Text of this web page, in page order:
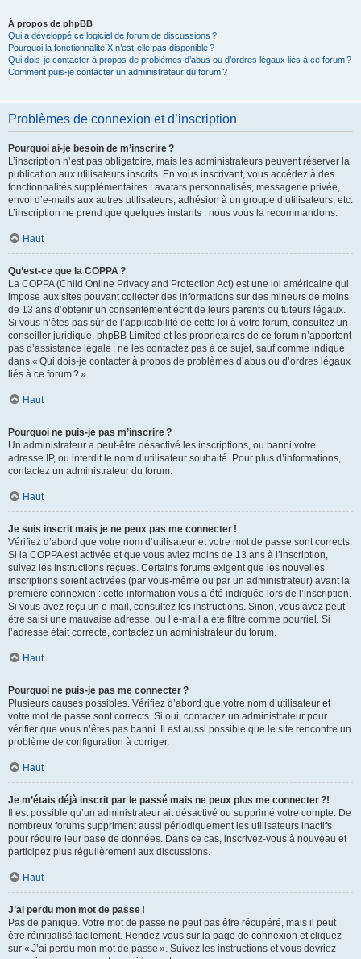
À propos de phpBB
Qui a développé ce logiciel de forum de discussions ?
Pourquoi la fonctionnalité X n’est-elle pas disponible ?
Qui dois-je contacter à propos de problèmes d’abus ou d’ordres légaux liés à ce forum ?
Comment puis-je contacter un administrateur du forum ?
Problèmes de connexion et d’inscription
Pourquoi ai-je besoin de m’inscrire ?
L’inscription n’est pas obligatoire, mais les administrateurs peuvent réserver la
publication aux utilisateurs inscrits. En vous inscrivant, vous accédez à des
fonctionnalités supplémentaires : avatars personnalisés, messagerie privée,
envoi d’e-mails aux autres utilisateurs, adhésion à un groupe d’utilisateurs, etc.
L’inscription ne prend que quelques instants : nous vous la recommandons.
Haut
Qu’est-ce que la COPPA ?
La COPPA (Child Online Privacy and Protection Act) est une loi américaine qui
impose aux sites pouvant collecter des informations sur des mineurs de moins
de 13 ans d’obtenir un consentement écrit de leurs parents ou tuteurs légaux.
Si vous n’êtes pas sûr de l’applicabilité de cette loi à votre forum, consultez un
conseiller juridique. phpBB Limited et les propriétaires de ce forum n’apportent
pas d’assistance légale ; ne les contactez pas à ce sujet, sauf comme indiqué
dans « Qui dois-je contacter à propos de problèmes d’abus ou d’ordres légaux
liés à ce forum ? ».
Haut
Pourquoi ne puis-je pas m’inscrire ?
Un administrateur a peut-être désactivé les inscriptions, ou banni votre
adresse IP, ou interdit le nom d’utilisateur souhaité. Pour plus d’informations,
contactez un administrateur du forum.
Haut
Je suis inscrit mais je ne peux pas me connecter !
Vérifiez d’abord que votre nom d’utilisateur et votre mot de passe sont corrects.
Si la COPPA est activée et que vous aviez moins de 13 ans à l’inscription,
suivez les instructions reçues. Certains forums exigent que les nouvelles
inscriptions soient activées (par vous-même ou par un administrateur) avant la
première connexion : cette information vous a été indiquée lors de l’inscription.
Si vous avez reçu un e-mail, consultez les instructions. Sinon, vous avez peut-
être saisi une mauvaise adresse, ou l’e-mail a été filtré comme pourriel. Si
l’adresse était correcte, contactez un administrateur du forum.
Haut
Pourquoi ne puis-je pas me connecter ?
Plusieurs causes possibles. Vérifiez d’abord que votre nom d’utilisateur et
votre mot de passe sont corrects. Si oui, contactez un administrateur pour
vérifier que vous n’êtes pas banni. Il est aussi possible que le site rencontre un
problème de configuration à corriger.
Haut
Je m’étais déjà inscrit par le passé mais ne peux plus me connecter ?!
Il est possible qu’un administrateur ait désactivé ou supprimé votre compte. De
nombreux forums suppriment aussi périodiquement les utilisateurs inactifs
pour réduire leur base de données. Dans ce cas, inscrivez-vous à nouveau et
participez plus régulièrement aux discussions.
Haut
J’ai perdu mon mot de passe !
Pas de panique. Votre mot de passe ne peut pas être récupéré, mais il peut
être réinitialisé facilement. Rendez-vous sur la page de connexion et cliquez
sur « J’ai perdu mon mot de passe ». Suivez les instructions et vous devriez